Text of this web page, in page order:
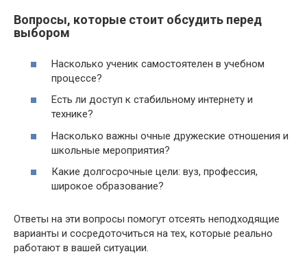
Вопросы, которые стоит обсудить перед
выбором
Насколько ученик самостоятелен в учебном
процессе?
Есть ли доступ к стабильному интернету и
технике?
Насколько важны очные дружеские отношения и
школьные мероприятия?
Какие долгосрочные цели: вуз, профессия,
широкое образование?
Ответы на эти вопросы помогут отсеять неподходящие
варианты и сосредоточиться на тех, которые реально
работают в вашей ситуации.